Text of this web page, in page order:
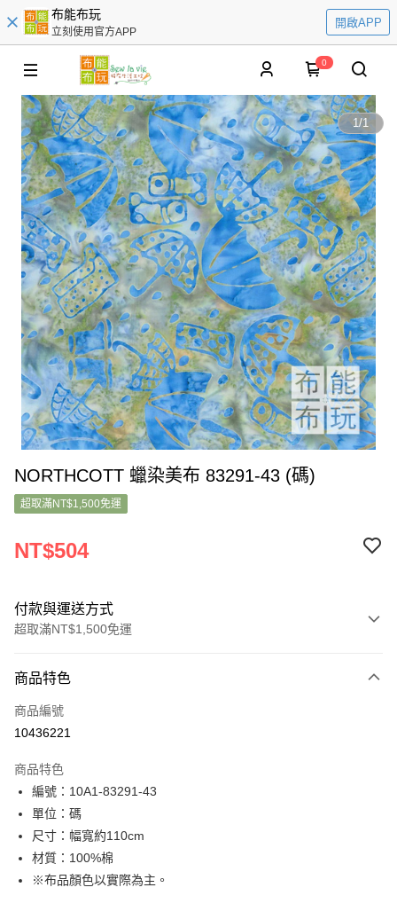
布能布玩
立刻使用官方APP
開啟APP
0
1/1
NORTHCOTT 蠟染美布 83291-43 (碼)
超取滿NT$1,500免運
NT$504
付款與運送方式
超取滿NT$1,500免運
信用卡一次付款
超商取貨付款
Apple Pay
街口支付
Google Pay
大哥付你分期
商品特色
商品編號
10436221
商品特色
編號：10A1-83291-43
單位：碼
尺寸：幅寬約110cm
材質：100%棉
※布品顏色以實際為主。